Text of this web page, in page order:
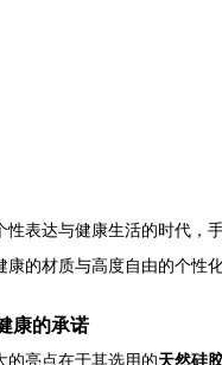
性表达与健康生活的时代，
的材质与高度自由的个性
康的承诺
的亮点在于其选用的天然硅